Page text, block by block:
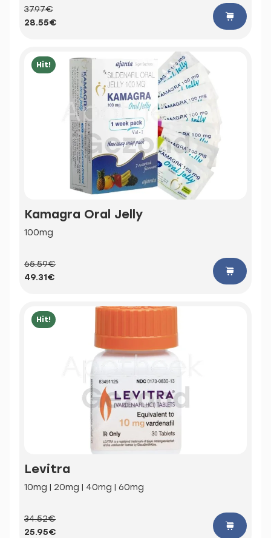
37.97€
28.55€
Hit!
Kamagra Oral Jelly
100mg
65.59€
49.31€
Hit!
Levitra
10mg | 20mg | 40mg | 60mg
34.52€
25.95€